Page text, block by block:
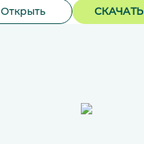
Открыть СКАЧАТЬ